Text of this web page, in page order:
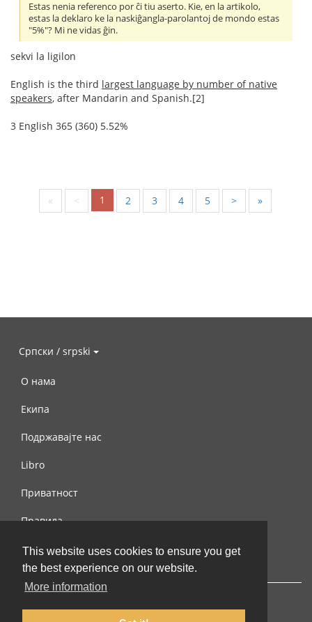
This website uses cookies to ensure you get
the best experience on our website.
More information
Estas nenia referenco por ĉi tiu aserto. Kie, en la artikolo,
estas la deklaro ke la naskiĝangla-parolantoj de mondo estas
"5%"? Mi ne vidas ĝin.
sekvi la ligilon
English is the third largest language by number of native
speakers, after Mandarin and Spanish.[2]
3 English 365 (360) 5.52%
« < 1 2 3 4 5 > »
Српски / srpski
О нама
Екипа
Подржавајте нас
Libro
Приватност
Правила
Контактирајте нас